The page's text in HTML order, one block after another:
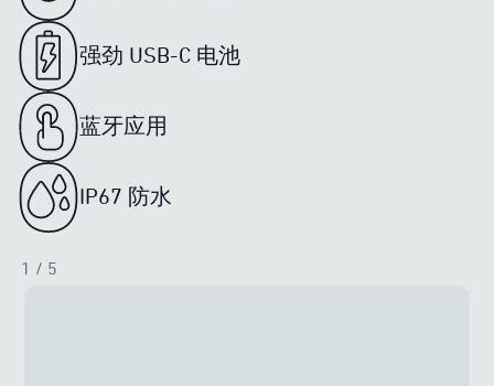
强劲 USB-C 电池
蓝牙应用
IP67 防水
1 / 5